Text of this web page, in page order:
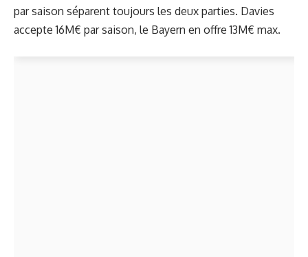
par saison séparent toujours les deux parties. Davies
accepte 16M€ par saison, le Bayern en offre 13M€ max.